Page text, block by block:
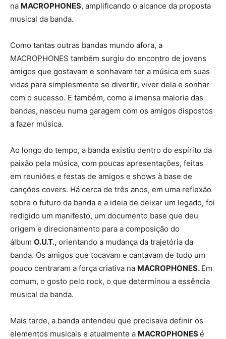
na MACROPHONES, amplificando o alcance da proposta
musical da banda.
Como tantas outras bandas mundo afora, a
MACROPHONES também surgiu do encontro de jovens
amigos que gostavam e sonhavam ter a música em suas
vidas para simplesmente se divertir, viver dela e sonhar
com o sucesso. E também, como a imensa maioria das
bandas, nasceu numa garagem com os amigos dispostos
a fazer música.
Ao longo do tempo, a banda existiu dentro do espírito da
paixão pela música, com poucas apresentações, feitas
em reuniões e festas de amigos e shows à base de
canções covers. Há cerca de três anos, em uma reflexão
sobre o futuro da banda e a ideia de deixar um legado, foi
redigido um manifesto, um documento base que deu
origem e direcionamento para a composição do
álbum O.U.T., orientando a mudança da trajetória da
banda. Os amigos que tocavam e cantavam de tudo um
pouco centraram a força criativa na MACROPHONES. Em
comum, o gosto pelo rock, o que determinou a essência
musical da banda.
Mais tarde, a banda entendeu que precisava definir os
elementos musicais e atualmente a MACROPHONESé